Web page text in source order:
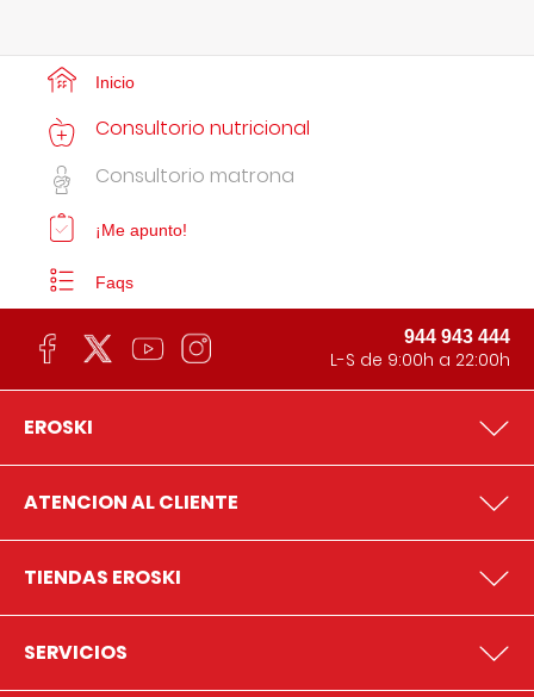
Inicio
Consultorio nutricional
Consultorio matrona
¡Me apunto!
Faqs
944 943 444
L-S de 9:00h a 22:00h
EROSKI
ATENCION AL CLIENTE
TIENDAS EROSKI
SERVICIOS